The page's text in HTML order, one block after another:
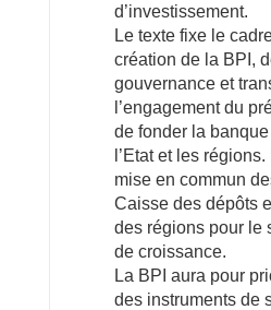
d’investissement.
Le texte fixe le
création de la BPI,
gouvernance et
l’engagement du
de fonder la
l’Etat et les
mise en commun
Caisse des dépôts
des régions pour le
de croissance.
La BPI aura pour
des instruments de